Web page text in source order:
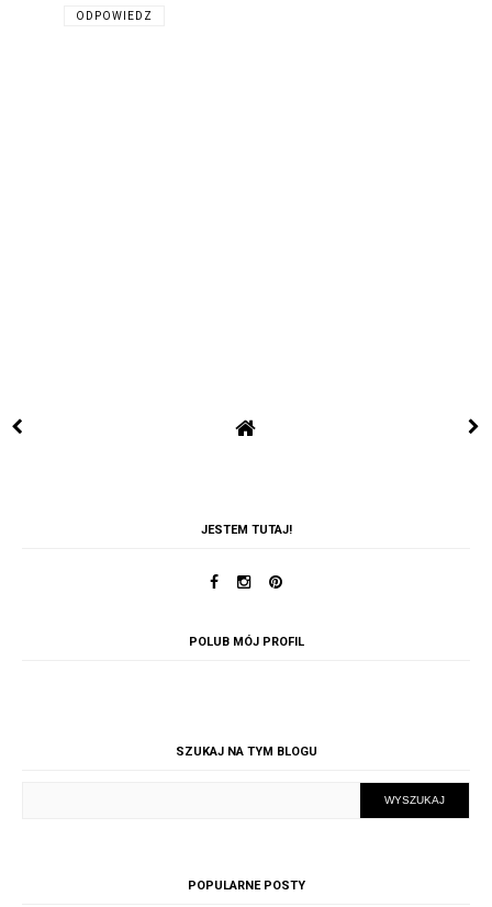
ODPOWIEDZ
JESTEM TUTAJ!
POLUB MÓJ PROFIL
SZUKAJ NA TYM BLOGU
POPULARNE POSTY